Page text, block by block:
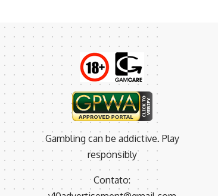
Gambling can be addictive. Play
responsibly
Contato: